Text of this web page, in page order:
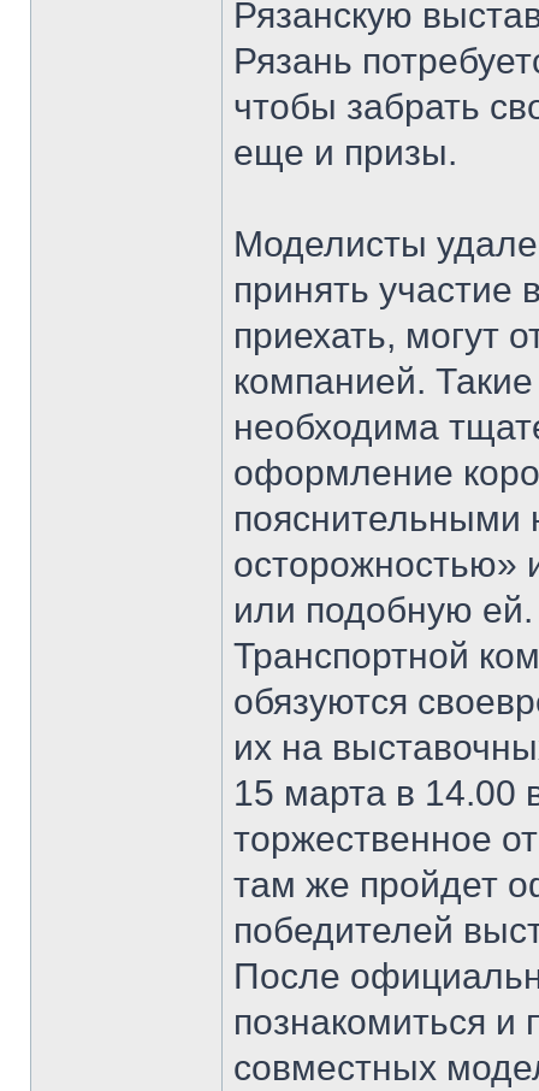
Рязанскую
Рязань
чтобы забрать
еще и призы.
Моделисты
принять участие
приехать, могут
компанией.
необходима
оформление
пояснительными
осторожностью»
или подобную
Транспортной
обязуются
их на
15 марта в 14.00
торжественное
там же пройдет
победителей
После
познакомиться и
совместных